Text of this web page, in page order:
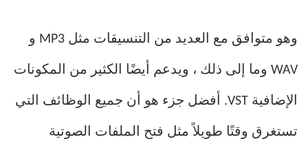
وهو متوافق مع العديد من التنسيقات مثل MP3 و
WAV وما إلى ذلك ، ويدعم أيضًا الكثير من المكونات
الإضافية VST. أفضل جزء هو أن جميع الوظائف التي
تستغرق وقتًا طويلاً مثل فتح الملفات الصوتية